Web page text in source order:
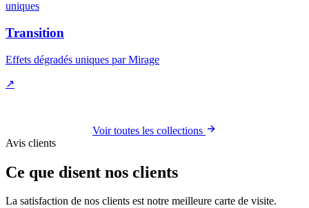
Transition
Effets dégradés uniques par Mirage
↗
Voir toutes les collections
Avis clients
Ce que disent nos clients
La satisfaction de nos clients est notre meilleure carte de visite.